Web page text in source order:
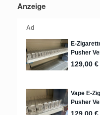
Anzeige